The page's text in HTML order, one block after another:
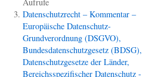
Datenschutzrecht – Kommentar –
Europäische Datenschutz-
Grundverordnung (DSGVO),
Bundesdatenschutzgesetz (BDSG),
Datenschutzgesetze der Länder,
Bereichsspezifischer Datenschutz -